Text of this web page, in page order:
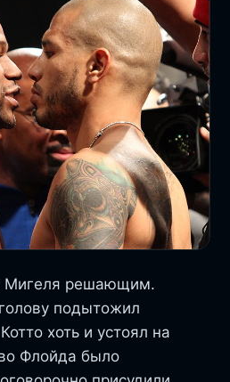
Мигеля решающим.
подытожил
хоть и устоял на
Флойда было